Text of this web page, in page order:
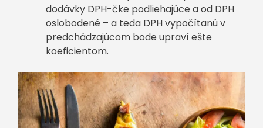
dodávky DPH-čke podliehajúce a od DPH
oslobodené – a teda DPH vypočítanú v
predchádzajúcom bode upraví ešte
koeficientom.